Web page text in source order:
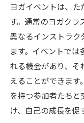
ヨガイベントは、
す。通常のヨガクラ
異なるインストラク
ます。イベントで
れる機会があり、
えることができます
を持つ参加者たち
け、自己の成長を促